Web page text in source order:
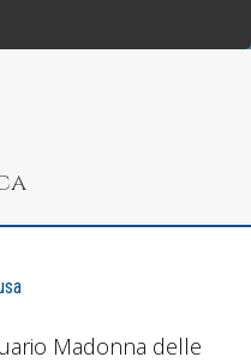
Madonna delle